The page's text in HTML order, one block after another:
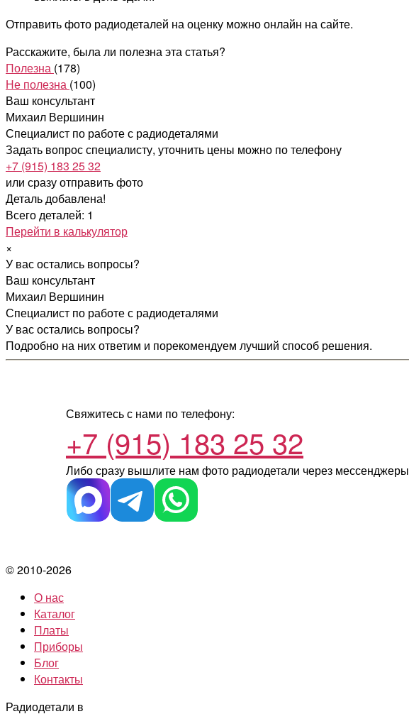
Отправить фото радиодеталей на оценку можно онлайн на сайте.
Расскажите, была ли полезна эта статья?
Полезна (178)
Не полезна (100)
Ваш консультант
Михаил Вершинин
Специалист по работе с радиодеталями
Задать вопрос специалисту, уточнить цены можно по телефону
+7 (915) 183 25 32
или сразу отправить фото
Деталь добавлена!
Всего деталей: 1
Перейти в калькулятор
×
У вас остались вопросы?
Ваш консультант
Михаил Вершинин
Специалист по работе с радиодеталями
У вас остались вопросы?
Подробно на них ответим и порекомендуем лучший способ решения.
Свяжитесь с нами по телефону:
+7 (915) 183 25 32
Либо сразу вышлите нам фото радиодетали через мессенджеры
© 2010-2026
О нас
Каталог
Платы
Приборы
Блог
Контакты
Радиодетали в